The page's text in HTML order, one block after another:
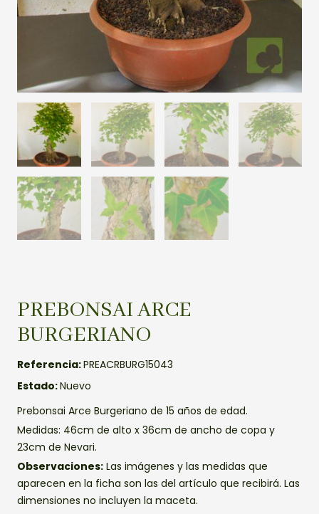
PREBONSAI ARCE
BURGERIANO
Referencia:PREACRBURG15043
Estado:Nuevo
Prebonsai Arce Burgeriano de 15 años de edad.
Medidas: 46cm de alto x 36cm de ancho de copa y
23cm de Nevari.
Observaciones: Las imágenes y las medidas que
aparecen en la ficha son las del artículo que recibirá. Las
dimensiones no incluyen la maceta.